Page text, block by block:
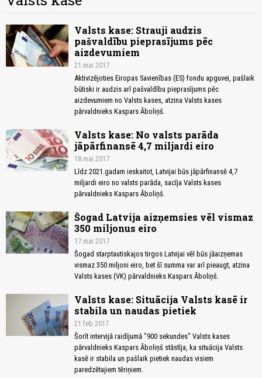
Valsts kase: Strauji audzis
pašvaldību pieprasījums pēc
aizdevumiem
21.mai 2017
Aktivizējoties Eiropas Savienības (ES) fondu apguvei, pašlaik
būtiski ir audzis arī pašvaldību pieprasījums pēc
aizdevumiem no Valsts kases, atzina Valsts kases
pārvaldnieks Kaspars Āboliņš.
Valsts kase: No valsts parāda
jāpārfinansē 4,7 miljardi eiro
18.mai 2017
Līdz 2021.gadam ieskaitot, Latvijai būs jāpārfinansē 4,7
miljardi eiro no valsts parāda, sacīja Valsts kases
pārvaldnieks Kaspars Āboliņš.
Šogad Latvija aizņemsies vēl vismaz
350 miljonus eiro
17.mai 2017
Šogad starptautiskajos tirgos Latvijai vēl būs jāaizņemas
vismaz 350 miljoni eiro, bet šī summa var arī pieaugt, atzina
Valsts kases (VK) pārvaldnieks Kaspars Āboliņš.
Valsts kase: Situācija Valsts kasē ir
stabila un naudas pietiek
21.feb 2017
Šorīt intervijā raidījumā "900 sekundes" Valsts kases
pārvaldnieks Kaspars Āboliņš stāstīja, ka situācija Valsts
kasē ir stabila un pašlaik pietiek naudas visiem
paredzētajiem tēriņiem.